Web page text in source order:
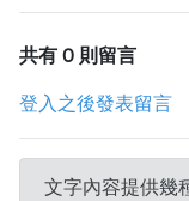
共有 0 則留言
登入之後發表留言
文字內容提供幾